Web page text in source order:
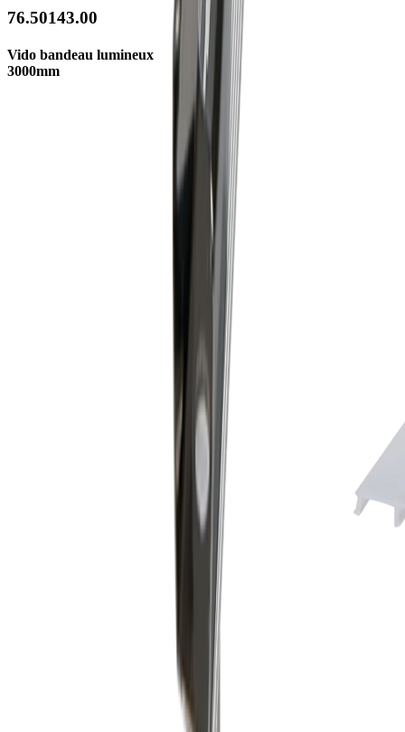
76.50143.00
Vido bandeau lumineux
3000mm